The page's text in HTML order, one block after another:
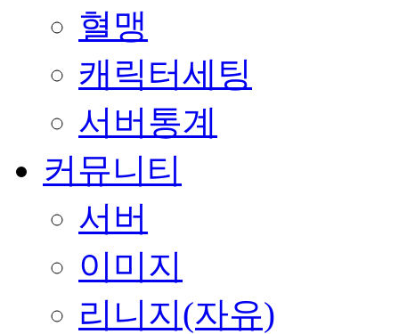
혈맹
캐릭터세팅
서버통계
커뮤니티
서버
이미지
리니지(자유)